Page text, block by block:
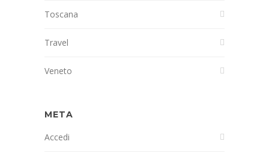
Toscana
Travel
Veneto
META
Accedi